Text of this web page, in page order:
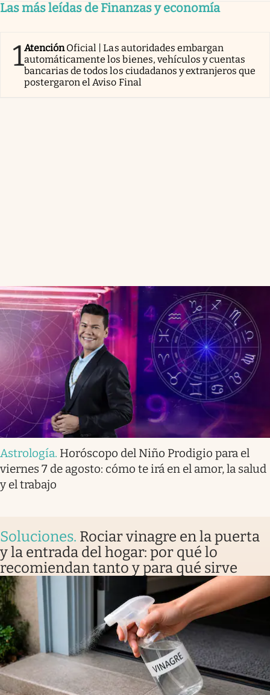
Las más leídas de Finanzas y economía
1AtenciónOficial | Las autoridades embargan
automáticamente los bienes, vehículos y cuentas
bancarias de todos los ciudadanos y extranjeros que
postergaron el Aviso Final
Astrología. Horóscopo del Niño Prodigio para el
viernes 7 de agosto: cómo te irá en el amor, la salud
y el trabajo
Soluciones. Rociar vinagre en la puerta
y la entrada del hogar: por qué lo
recomiendan tanto y para qué sirve